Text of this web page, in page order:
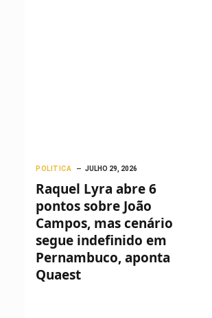
POLITICA JULHO 29, 2026
Raquel Lyra abre 6
pontos sobre João
Campos, mas cenário
segue indefinido em
Pernambuco, aponta
Quaest